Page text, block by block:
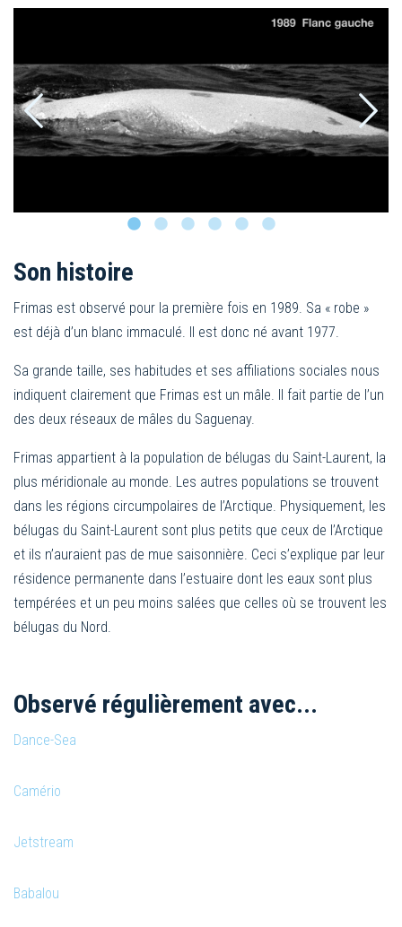
Son histoire
Frimas est observé pour la première fois en 1989. Sa « robe »
est déjà d’un blanc immaculé. Il est donc né avant 1977.
Sa grande taille, ses habitudes et ses affiliations sociales nous
indiquent clairement que Frimas est un mâle. Il fait partie de l’un
des deux réseaux de mâles du Saguenay.
Frimas appartient à la population de bélugas du Saint-Laurent, la
plus méridionale au monde. Les autres populations se trouvent
dans les régions circumpolaires de l’Arctique. Physiquement, les
bélugas du Saint-Laurent sont plus petits que ceux de l’Arctique
et ils n’auraient pas de mue saisonnière. Ceci s’explique par leur
résidence permanente dans l’estuaire dont les eaux sont plus
tempérées et un peu moins salées que celles où se trouvent les
bélugas du Nord.
Observé régulièrement avec...
Dance-Sea
Camério
Jetstream
Babalou